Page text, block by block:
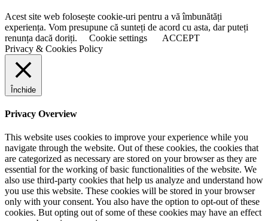
Acest site web folosește cookie-uri pentru a vă îmbunătăți
experiența. Vom presupune că sunteți de acord cu asta, dar puteți
renunța dacă doriți.
Cookie settings
ACCEPT
Privacy & Cookies Policy
Închide
Privacy Overview
This website uses cookies to improve your experience while you
navigate through the website. Out of these cookies, the cookies that
are categorized as necessary are stored on your browser as they are
essential for the working of basic functionalities of the website. We
also use third-party cookies that help us analyze and understand how
you use this website. These cookies will be stored in your browser
only with your consent. You also have the option to opt-out of these
cookies. But opting out of some of these cookies may have an effect